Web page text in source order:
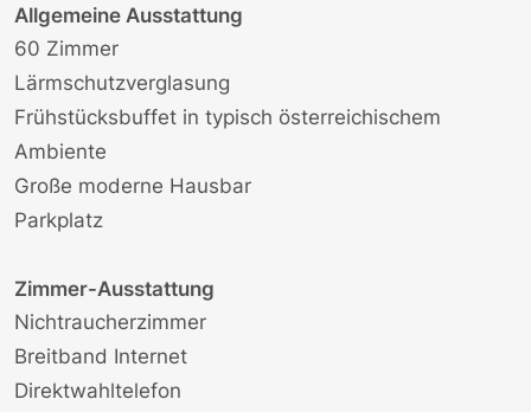
Allgemeine Ausstattung
60 Zimmer
Lärmschutzverglasung
Frühstücksbuffet in typisch österreichischem
Ambiente
Große moderne Hausbar
Parkplatz
Zimmer-Ausstattung
Nichtraucherzimmer
Breitband Internet
Direktwahltelefon